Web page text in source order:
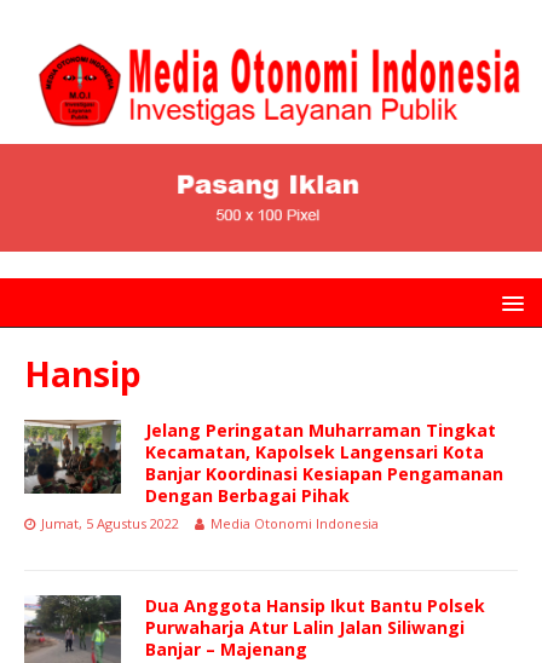
Hansip
Jelang Peringatan Muharraman Tingkat
Kecamatan, Kapolsek Langensari Kota
Banjar Koordinasi Kesiapan Pengamanan
Dengan Berbagai Pihak
Jumat, 5 Agustus 2022 Media Otonomi Indonesia
Dua Anggota Hansip Ikut Bantu Polsek
Purwaharja Atur Lalin Jalan Siliwangi
Banjar – Majenang